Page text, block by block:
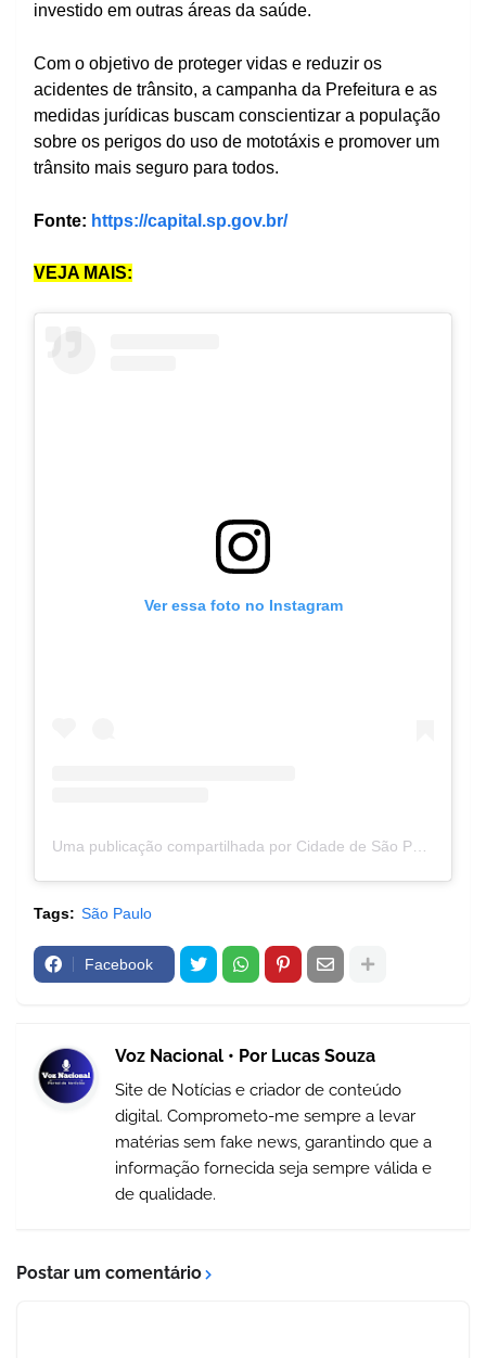
investido em outras áreas da saúde.
Com o objetivo de proteger vidas e reduzir os
acidentes de trânsito, a campanha da Prefeitura e as
medidas jurídicas buscam conscientizar a população
sobre os perigos do uso de mototáxis e promover um
trânsito mais seguro para todos.
Fonte: https://capital.sp.gov.br/
VEJA MAIS:
Ver essa foto no Instagram
Uma publicação compartilhada por Cidade de São Paulo (@prefsp)
Tags: São Paulo
Facebook
Voz Nacional • Por Lucas Souza
Site de Notícias e criador de conteúdo
digital. Comprometo-me sempre a levar
matérias sem fake news, garantindo que a
informação fornecida seja sempre válida e
de qualidade.
Postar um comentário